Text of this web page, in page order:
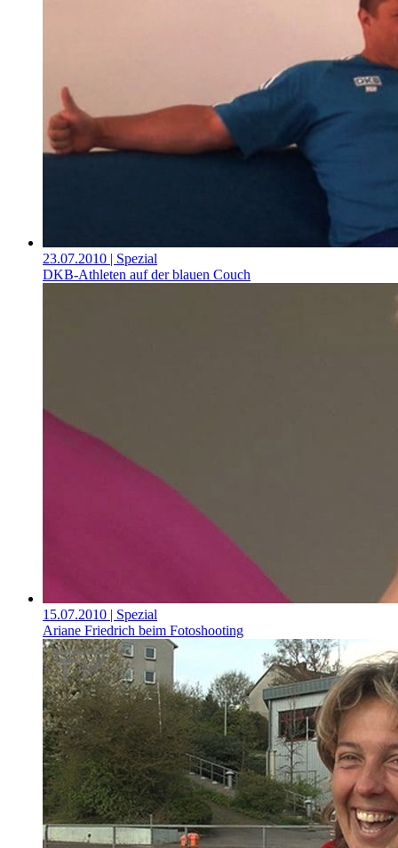
23.07.2010 | Spezial
DKB-Athleten auf der blauen Couch
15.07.2010 | Spezial
Ariane Friedrich beim Fotoshooting